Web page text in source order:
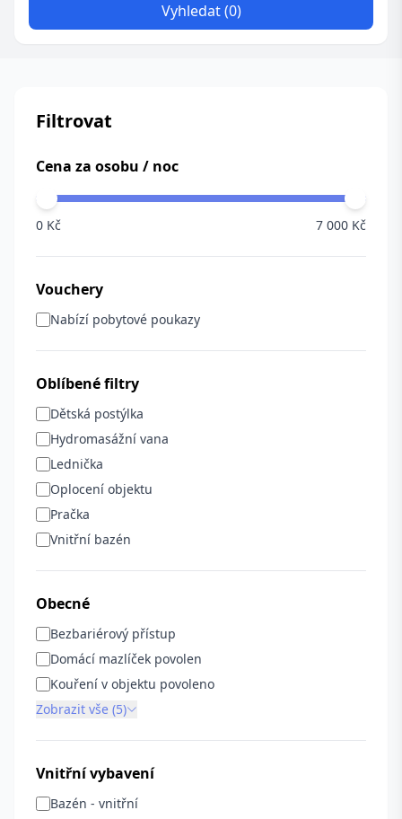
Vyhledat (0)
Filtrovat
Cena za osobu / noc
0 Kč 7 000 Kč
Vouchery
Nabízí pobytové poukazy
Oblíbené filtry
Dětská postýlka
Hydromasážní vana
Lednička
Oplocení objektu
Pračka
Vnitřní bazén
Obecné
Bezbariérový přístup
Domácí mazlíček povolen
Kouření v objektu povoleno
Zobrazit vše (5)
Vnitřní vybavení
Bazén - vnitřní